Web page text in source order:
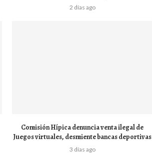
2 días ago
Comisión Hípica denuncia venta ilegal de
Juegos virtuales, desmiente bancas deportivas
3 días ago